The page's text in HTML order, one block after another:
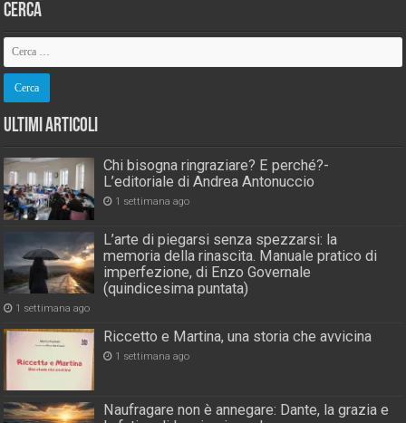
Cerca
Ultimi Articoli
Chi bisogna ringraziare? E perché?-
L’editoriale di Andrea Antonuccio
1 settimana ago
L’arte di piegarsi senza spezzarsi: la
memoria della rinascita. Manuale pratico di
imperfezione, di Enzo Governale
(quindicesima puntata)
1 settimana ago
Riccetto e Martina, una storia che avvicina
1 settimana ago
Naufragare non è annegare: Dante, la grazia e